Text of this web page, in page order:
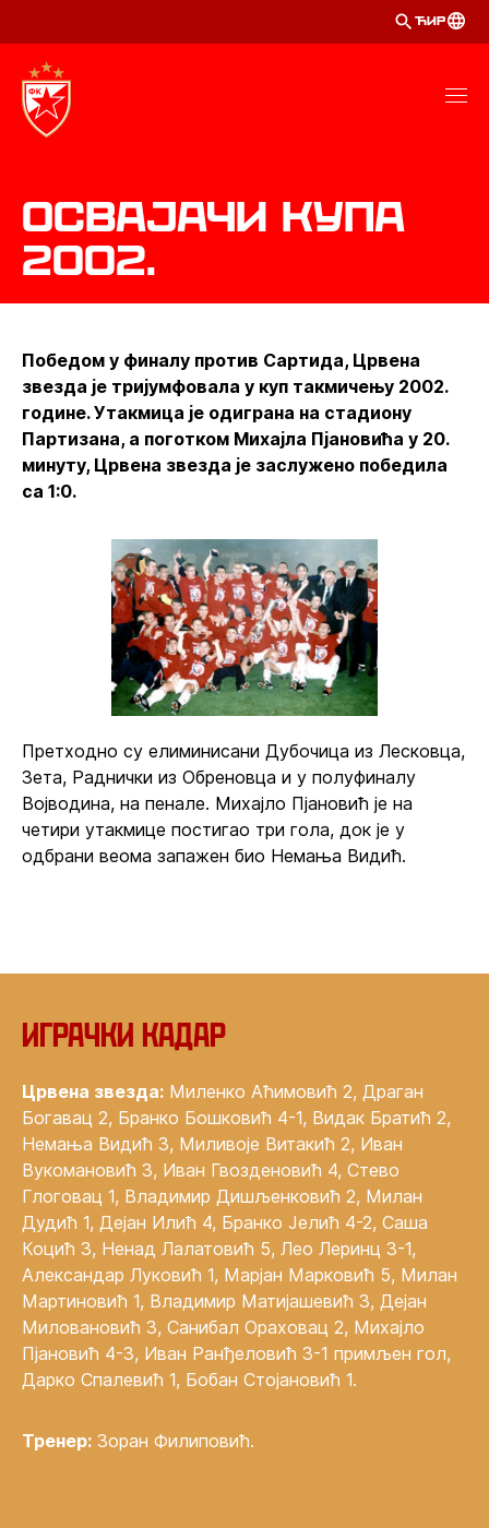
ЋИР
Освајачи Купа
2002.
Победом у финалу против Сартида, Црвена
звезда је тријумфовала у куп такмичењу 2002.
године. Утакмица је одиграна на стадиону
Партизана, а поготком Михајла Пјановића у 20.
минуту, Црвена звезда је заслужено победила
са 1:0.
Претходно су елиминисани Дубочица из Лесковца,
Зета, Раднички из Обреновца и у полуфиналу
Војводина, на пенале. Михајло Пјановић је на
четири утакмице постигао три гола, док је у
одбрани веома запажен био Немања Видић.
Играчки кадар
Црвена звезда: Миленко Аћимовић 2, Драган
Богавац 2, Бранко Бошковић 4-1, Видак Братић 2,
Немања Видић 3, Миливоје Витакић 2, Иван
Вукомановић 3, Иван Гвозденовић 4, Стево
Глоговац 1, Владимир Дишљенковић 2, Милан
Дудић 1, Дејан Илић 4, Бранко Јелић 4-2, Саша
Коцић 3, Ненад Лалатовић 5, Лео Леринц 3-1,
Александар Луковић 1, Марјан Марковић 5, Милан
Мартиновић 1, Владимир Матијашевић 3, Дејан
Миловановић 3, Санибал Ораховац 2, Михајло
Пјановић 4-3, Иван Ранђеловић 3-1 примљен гол,
Дарко Спалевић 1, Бобан Стојановић 1.
Тренер: Зоран Филиповић.